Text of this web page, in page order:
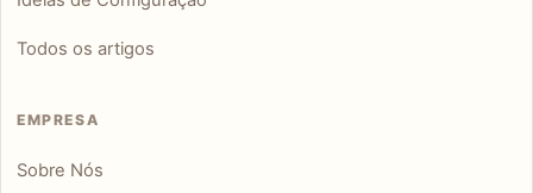
Todos os artigos
EMPRESA
Sobre Nós